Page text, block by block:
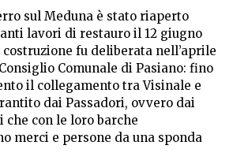
sul Meduna è stato riaperto
lavori di restauro il 12 giugno
costruzione fu deliberata nell’aprile
Comunale di Pasiano: fino
il collegamento tra Visinale e
dai Passadori, ovvero dai
con le loro barche
merci e persone da una sponda